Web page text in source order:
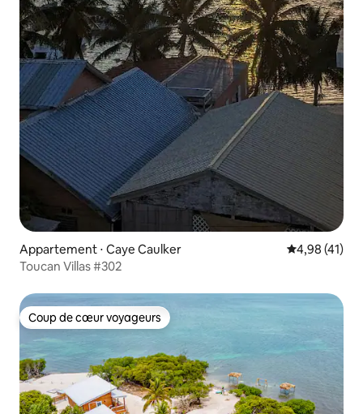
Appartement ⋅ Caye Caulker Évaluation
4,98 (41)
Toucan Villas #302
Coup de cœur voyageurs
Coup de cœur voyageurs